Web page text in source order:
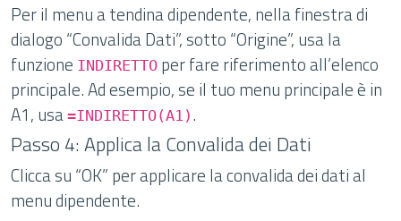
Per il menu a tendina dipendente, nella finestra di
dialogo “Convalida Dati”, sotto “Origine”, usa la
funzione INDIRETTO per fare riferimento all’elenco
principale. Ad esempio, se il tuo menu principale è in
A1, usa =INDIRETTO(A1) .
Passo 4: Applica la Convalida dei Dati
Clicca su “OK” per applicare la convalida dei dati al
menu dipendente.